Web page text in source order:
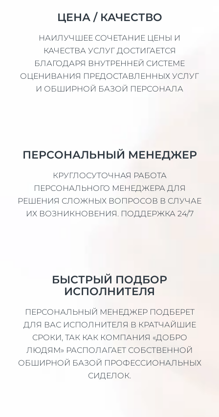
ЦЕНА / КАЧЕСТВО
НАИЛУЧШЕЕ СОЧЕТАНИЕ ЦЕНЫ И
КАЧЕСТВА УСЛУГ ДОСТИГАЕТСЯ
БЛАГОДАРЯ ВНУТРЕННЕЙ СИСТЕМЕ
ОЦЕНИВАНИЯ ПРЕДОСТАВЛЕННЫХ УСЛУГ
И ОБШИРНОЙ БАЗОЙ ПЕРСОНАЛА
ПЕРСОНАЛЬНЫЙ МЕНЕДЖЕР
КРУГЛОСУТОЧНАЯ РАБОТА
ПЕРСОНАЛЬНОГО МЕНЕДЖЕРА ДЛЯ
РЕШЕНИЯ СЛОЖНЫХ ВОПРОСОВ В СЛУЧАЕ
ИХ ВОЗНИКНОВЕНИЯ. ПОДДЕРЖКА 24/7
БЫСТРЫЙ ПОДБОР
ИСПОЛНИТЕЛЯ
ПЕРСОНАЛЬНЫЙ МЕНЕДЖЕР ПОДБЕРЕТ
ДЛЯ ВАС ИСПОЛНИТЕЛЯ В КРАТЧАЙШИЕ
СРОКИ, ТАК КАК КОМПАНИЯ «ДОБРО
ЛЮДЯМ» РАСПОЛАГАЕТ СОБСТВЕННОЙ
ОБШИРНОЙ БАЗОЙ ПРОФЕССИОНАЛЬНЫХ
СИДЕЛОК.